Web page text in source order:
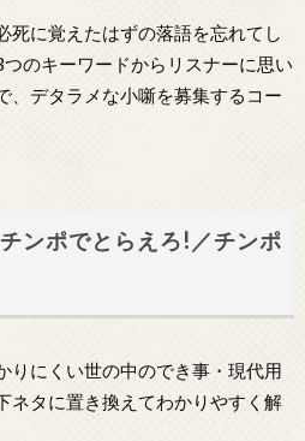
死に覚えたはずの落語を忘れてし
のキーワードからリスナーに思い
、デタラメな小噺を募集するコー
ンポでとらえろ!／チンポ
りにくい世の中のでき事・現代用
ネタに置き換えてわかりやすく解